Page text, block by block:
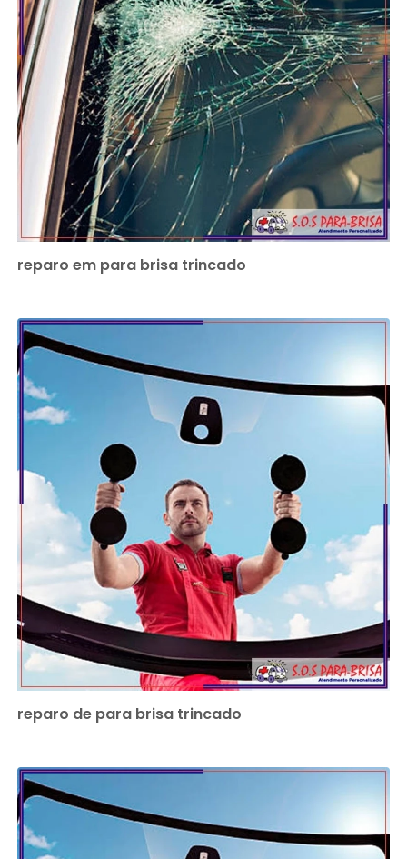
reparo em para brisa trincado
reparo de para brisa trincado